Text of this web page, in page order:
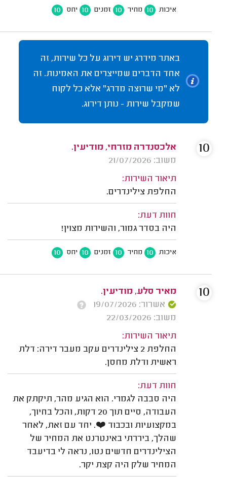
איכות 10 מחיר 10 זמנים 10 יחס 10
באתר מידרג יש דירוג על כל שירות, זה
אחד הדברים שמייצרים את האמינות. זה
לא "מי שרוצה מדרג" אלא כל לקוח
שמקבל שירות - נותן דירוג.
אלכסנדרה מזרחי, מודיעין.
משוב: 21/07/2026
תיאור השירות:
החלפת צילינדרים.
חוות דעת:
היה בסדר גמור, והשירות מצוין!
איכות 10 מחיר 10 זמנים 10 יחס 10
10
מאיר סלע, מודיעין.
אשרור: 19/07/2026
משוב: 22/03/2026
תיאור השירות:
החלפת 2 צילינדרים עקב מעבר דירה: דלת
ראשית ודלת מחסן.
חוות דעת:
היה סבבה לגמרי. הוא הגיע מהר, תיקתק את
העבודה, סיים תוך 20 דקות, והכל בחיוך,
במקצועיות ובכבוד ❤️. יחד עם זאת, לאחר
שהלך, ביררתי באינטרנט את המחיר של
הצילינדרים חדשים נטו, נראה לי בדיעבד
המחיר שלק היה קצת יקר.
10